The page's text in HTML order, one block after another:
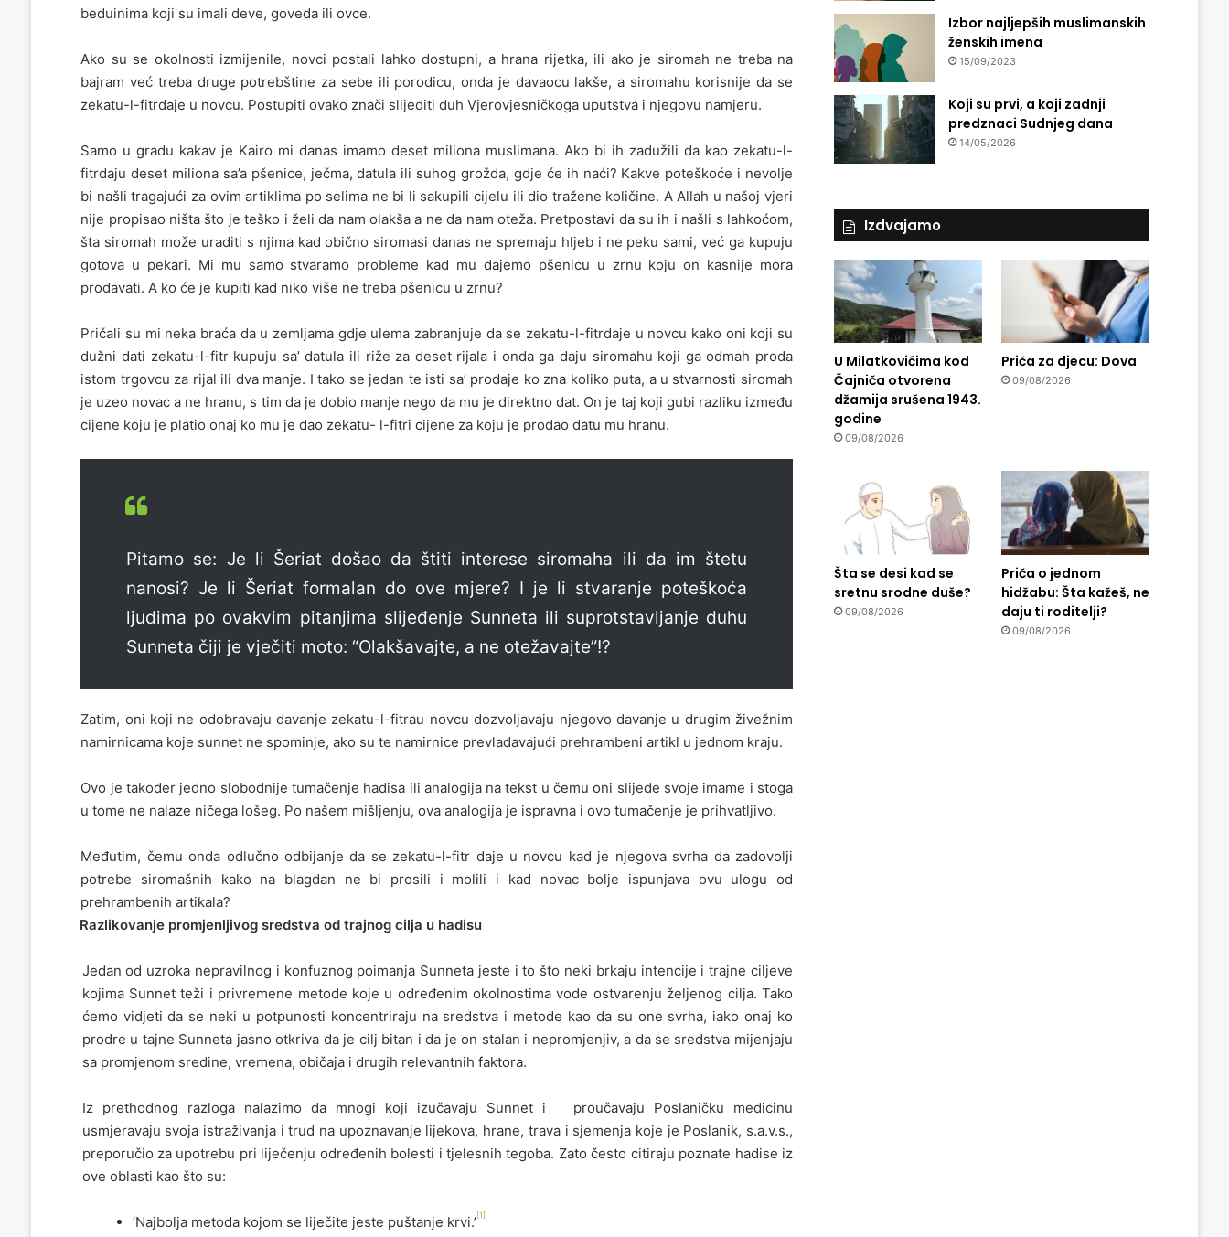
beduinima koji su imali deve, goveda ili ovce.
Ako su se okolnosti izmijenile, novci postali lahko dostupni, a hrana rijetka, ili ako je siromah ne treba na
bajram već treba druge potrebštine za sebe ili porodicu, onda je davaocu lakše, a siromahu korisnije da se
zekatu-l-fitrdaje u novcu. Postupiti ovako znači slijediti duh Vjerovjesničkoga uputstva i njegovu namjeru.
Samo u gradu kakav je Kairo mi danas imamo deset miliona muslimana. Ako bi ih zadužili da kao zekatu-l-
fitrdaju deset miliona sa’a pšenice, ječma, datula ili suhog grožda, gdje će ih naći? Kakve poteškoće i nevolje
bi našli tragajući za ovim artiklima po selima ne bi li sakupili cijelu ili dio tražene količine. A Allah u našoj vjeri
nije propisao ništa što je teško i želi da nam olakša a ne da nam oteža. Pretpostavi da su ih i našli s lahkoćom,
šta siromah može uraditi s njima kad obično siromasi danas ne spremaju hljeb i ne peku sami, već ga kupuju
gotova u pekari. Mi mu samo stvaramo probleme kad mu dajemo pšenicu u zrnu koju on kasnije mora
prodavati. A ko će je kupiti kad niko više ne treba pšenicu u zrnu?
Pričali su mi neka braća da u zemljama gdje ulema zabranjuje da se zekatu-l-fitrdaje u novcu kako oni koji su
dužni dati zekatu-l-fitr kupuju sa’ datula ili riže za deset rijala i onda ga daju siromahu koji ga odmah proda
istom trgovcu za rijal ili dva manje. I tako se jedan te isti sa’ prodaje ko zna koliko puta, a u stvarnosti siromah
je uzeo novac a ne hranu, s tim da je dobio manje nego da mu je direktno dat. On je taj koji gubi razliku između
cijene koju je platio onaj ko mu je dao zekatu- l-fitri cijene za koju je prodao datu mu hranu.
Pitamo se: Je li Šeriat došao da štiti interese siromaha ili da im štetu
nanosi? Je li Šeriat formalan do ove mjere? I je li stvaranje poteškoća
ljudima po ovakvim pitanjima slijeđenje Sunneta ili suprotstavljanje duhu
Sunneta čiji je vječiti moto: “Olakšavajte, a ne otežavajte”!?
Zatim, oni koji ne odobravaju davanje zekatu-l-fitrau novcu dozvoljavaju njegovo davanje u drugim živežnim
namirnicama koje sunnet ne spominje, ako su te namirnice prevladavajući prehrambeni artikl u jednom kraju.
Ovo je također jedno slobodnije tumačenje hadisa ili analogija na tekst u čemu oni slijede svoje imame i stoga
u tome ne nalaze ničega lošeg. Po našem mišljenju, ova analogija je ispravna i ovo tumačenje je prihvatljivo.
Međutim, čemu onda odlučno odbijanje da se zekatu-l-fitr daje u novcu kad je njegova svrha da zadovolji
potrebe siromašnih kako na blagdan ne bi prosili i molili i kad novac bolje ispunjava ovu ulogu od
prehrambenih artikala?
Razlikovanje promjenljivog sredstva od trajnog cilja u hadisu
Jedan od uzroka nepravilnog i konfuznog poimanja Sunneta jeste i to što neki brkaju intencije i trajne ciljeve
kojima Sunnet teži i privremene metode koje u određenim okolnostima vode ostvarenju željenog cilja. Tako
ćemo vidjeti da se neki u potpunosti koncentriraju na sredstva i metode kao da su one svrha, iako onaj ko
prodre u tajne Sunneta jasno otkriva da je cilj bitan i da je on stalan i nepromjenjiv, a da se sredstva mijenjaju
sa promjenom sredine, vremena, običaja i drugih relevantnih faktora.
Iz prethodnog razloga nalazimo da mnogi koji izučavaju Sunnet i proučavaju Poslaničku medicinu
usmjeravaju svoja istraživanja i trud na upoznavanje lijekova, hrane, trava i sjemenja koje je Poslanik, s.a.v.s.,
preporučio za upotrebu pri liječenju određenih bolesti i tjelesnih tegoba. Zato često citiraju poznate hadise iz
ove oblasti kao što su:
‘Najbolja metoda kojom se liječite jeste puštanje krvi.’[1]
Izbor najljepših muslimanskih
ženskih imena
15/09/2023
Koji su prvi, a koji zadnji
predznaci Sudnjeg dana
14/05/2026
Izdvajamo
U Milatkovićima kod
Čajniča otvorena
džamija srušena 1943.
godine
09/08/2026
Priča za djecu: Dova
09/08/2026
Šta se desi kad se
sretnu srodne duše?
09/08/2026
Priča o jednom
hidžabu: Šta kažeš, ne
daju ti roditelji?
09/08/2026